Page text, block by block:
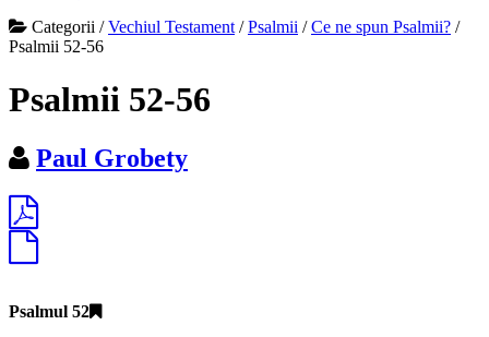
Categorii /Vechiul Testament /Psalmii /Ce ne spun Psalmii? /
Psalmii 52-56
Psalmii 52-56
Paul Grobety
Psalmul 52